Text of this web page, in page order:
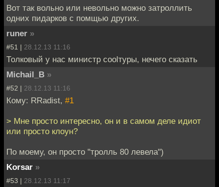
Вот так вольно или невольно можно затроллить
одних пидарков с помщью других.
runer »
#51 | 28.12.13 11:16
Толковый у нас министр coolтуры, нечего сказать
Michail_B »
#52 | 28.12.13 11:16
Кому: RRadist, #1
> Мне просто интересно, он и в самом деле идиот
или просто клоун?
По моему, он просто "тролль 80 левела")
Korsar »
#53 | 28.12.13 11:17